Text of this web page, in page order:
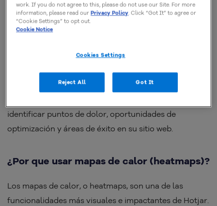
comportamiento del usuario.
informan “qué” está sucediendo (cuántos visitantes,
qué páginas acceden), Hotjar se profundiza,
mostrando “cómo” y “por qué” estos
identificar puntos de dolor, oportunidades de
optimización y áreas de éxito en su sitio web.
¿Por que usar mapas de calor (heatmaps)?
Los mapas de calor, o heatmaps, son una de las
funcionalidades más visuales e impactantes de Hotjar.
work. If you do not agree to this, please do not use our Site. For more
information, please read ourPrivacy Policy. Click “Got It” to agree or
“Cookie Settings” to opt out.
Cookie Notice
Cookies Settings
Reject All Got It